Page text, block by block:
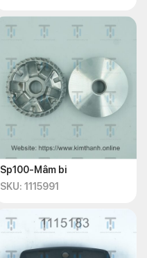
Sp100-Mâm bi
SKU: 1115991